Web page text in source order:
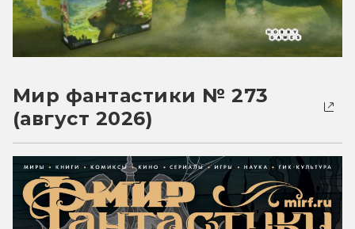
Мир фантастики № 273
(август 2026)